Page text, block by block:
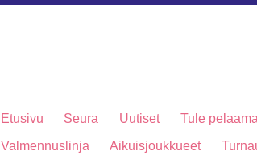
Etusivu Seura Uutiset Tule
Valmennuslinja
Aikuisjoukkueet